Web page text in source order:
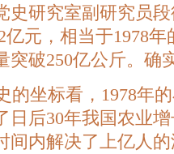
史研究室副研究员
亿元，相当于1978
突破250亿公斤。确
坐标看，1978年
日后30年我国农业
间内解决了上亿人